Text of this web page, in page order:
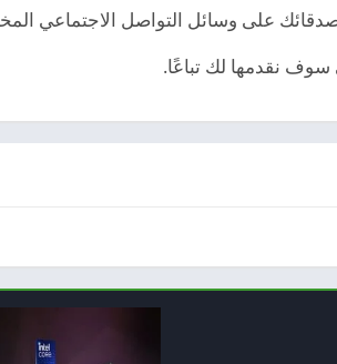
على وسائل التواصل الاجتماعي
سوف نقدمها لك تباعًا.